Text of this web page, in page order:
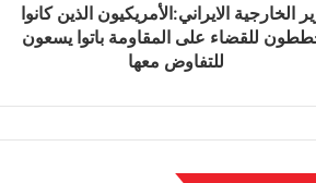
الخارجية الايراني:الأمريكيون الذين كانوا
للقضاء على المقاومة باتوا يسعون
للتفاوض معها